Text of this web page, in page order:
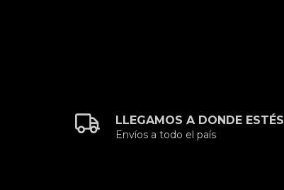
LLEGAMOS A DONDE ESTÉS
Envíos a todo el país